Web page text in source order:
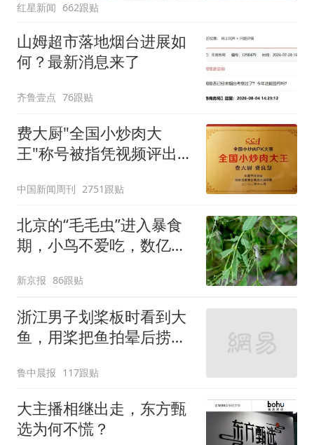
红星新闻 662跟贴
山姆超市落地烟台进展如
何？最新消息来了
齐鲁壹点 76跟贴
费大厨"全国小炒肉大
王"称号被指凭视频评出
中国新闻周刊 2751跟贴
北京的“毛毛虫”进入暴食
期，小鸟不爱吃，数亿头
新京报 86跟贴
浙江男子划桨板时看到大
鱼，用桨把鱼拍晕后捞
两，做成红烧辣子鱼块，
味道很好
鲁中晨报 117跟贴
大主播相继出走，东方甄
选为何不慌？